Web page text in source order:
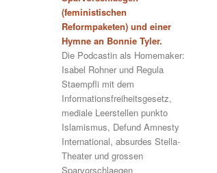
(feministischen
Reformpaketen) und einer
Hymne an Bonnie Tyler.
Die Podcastin als Homemaker:
Isabel Rohner und Regula
Staempfli mit dem
Informationsfreiheitsgesetz,
mediale Leerstellen punkto
Islamismus, Defund Amnesty
International, absurdes Stella-
Theater und grossen
Sparvorschlaegen